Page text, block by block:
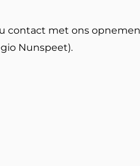
contact met ons
Nunspeet).